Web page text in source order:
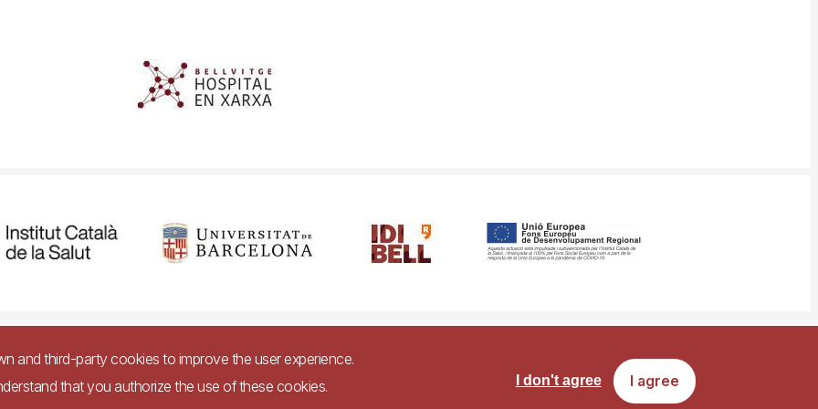
Imagen
and third-party cookies to improve the user experience.
that you authorize the use of these cookies.
I agree
I don't agree